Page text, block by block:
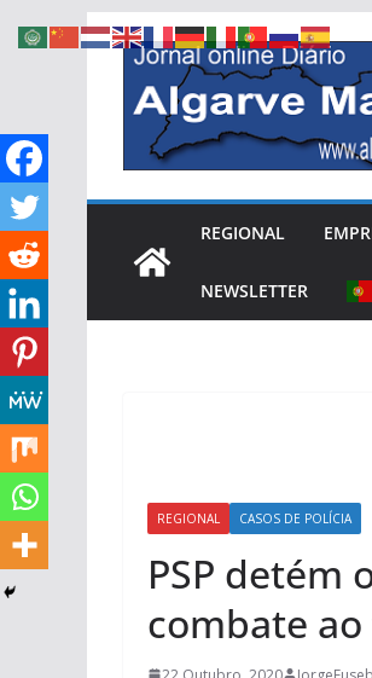
Skip
content
REGIONAL
NEWSLETTER
REGIONAL CASOS DE POLÍCIA
PSP detém
combate